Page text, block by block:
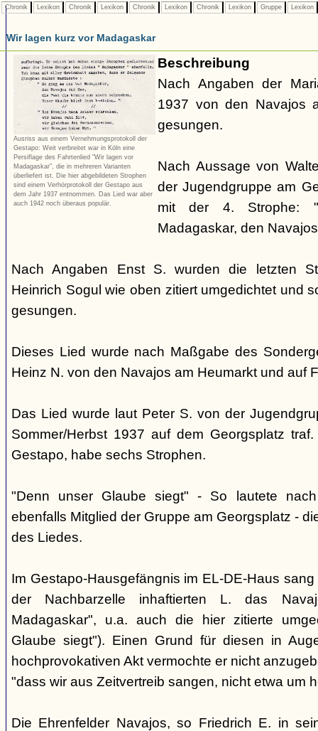
Chronik Lexikon Chronik Lexikon Chronik Lexikon Chronik Lexikon Gruppe Lexikon
Wir lagen kurz vor Madagaskar
Ausriss aus einem Vernehmungsprotokoll der
Gestapo: Weit verbreitet war in Köln eine
Persiflage des Fahrtenlied "Wir lagen vor
Madagaskar", die in mehreren Varianten
überliefert ist. Die hier abgebildeten Strophen
sind einem Verhörprotokoll der Gestapo aus
dem Jahr 1937 entnommen. Das Lied war aber
auch 1942 noch überaus populär.
Beschreibung
Nach Angaben der
1937 von den Navajos
gesungen.
Nach Aussage von
der Jugendgruppe am
mit der 4. Strophe:
Madagaskar, den
Nach Angaben Enst S. wurden die letzten
Heinrich Sogul wie oben zitiert umgedichtet und
gesungen.
Dieses Lied wurde nach Maßgabe des
Heinz N. von den Navajos am Heumarkt und auf
Das Lied wurde laut Peter S. von der
Sommer/Herbst 1937 auf dem Georgsplatz
Gestapo, habe sechs Strophen.
"Denn unser Glaube siegt" - So lautete
ebenfalls Mitglied der Gruppe am Georgsplatz -
des Liedes.
Im Gestapo-Hausgefängnis im EL-DE-Haus
der Nachbarzelle inhaftierten L. das
Madagaskar", u.a. auch die hier zitierte
Glaube siegt"). Einen Grund für diesen in
hochprovokativen Akt vermochte er nicht
"dass wir aus Zeitvertreib sangen, nicht etwa um
Die Ehrenfelder Navajos, so Friedrich E. in